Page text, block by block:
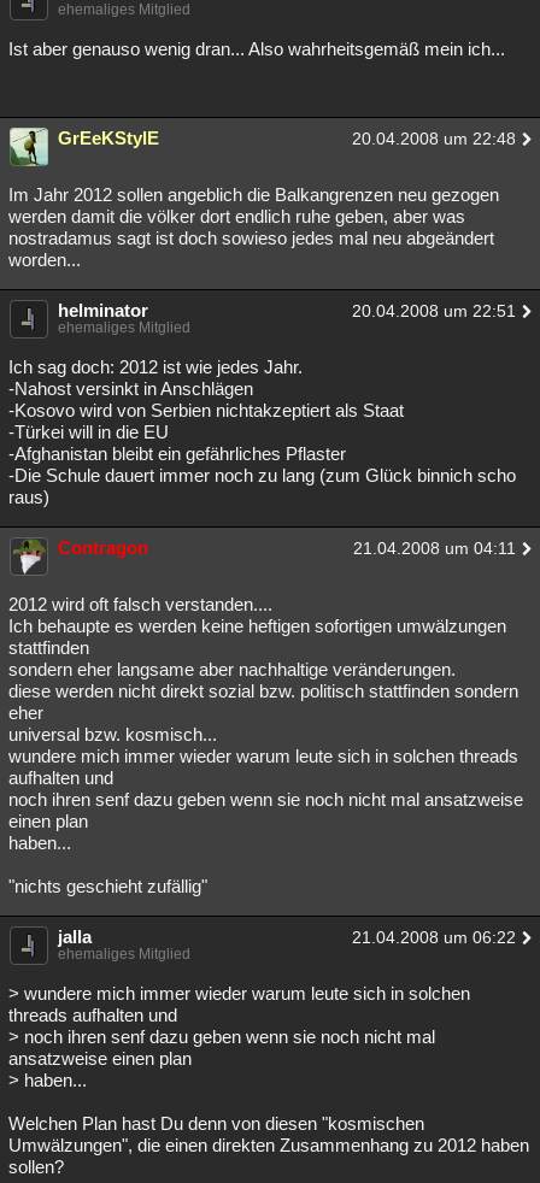
ehemaliges Mitglied
Ist aber genauso wenig dran... Also wahrheitsgemäß mein ich...
GrEeKStylE 20.04.2008 um 22:48
Im Jahr 2012 sollen angeblich die Balkangrenzen neu gezogen
werden damit die völker dort endlich ruhe geben, aber was
nostradamus sagt ist doch sowieso jedes mal neu abgeändert
worden...
helminator 20.04.2008 um 22:51
ehemaliges Mitglied
Ich sag doch: 2012 ist wie jedes Jahr.
-Nahost versinkt in Anschlägen
-Kosovo wird von Serbien nichtakzeptiert als Staat
-Türkei will in die EU
-Afghanistan bleibt ein gefährliches Pflaster
-Die Schule dauert immer noch zu lang (zum Glück binnich scho
raus)
Contragon 21.04.2008 um 04:11
2012 wird oft falsch verstanden....
Ich behaupte es werden keine heftigen sofortigen umwälzungen
stattfinden
sondern eher langsame aber nachhaltige veränderungen.
diese werden nicht direkt sozial bzw. politisch stattfinden sondern
eher
universal bzw. kosmisch...
wundere mich immer wieder warum leute sich in solchen threads
aufhalten und
noch ihren senf dazu geben wenn sie noch nicht mal ansatzweise
einen plan
haben...
"nichts geschieht zufällig"
jalla 21.04.2008 um 06:22
ehemaliges Mitglied
> wundere mich immer wieder warum leute sich in solchen
threads aufhalten und
> noch ihren senf dazu geben wenn sie noch nicht mal
ansatzweise einen plan
> haben...
Welchen Plan hast Du denn von diesen "kosmischen
Umwälzungen", die einen direkten Zusammenhang zu 2012 haben
sollen?